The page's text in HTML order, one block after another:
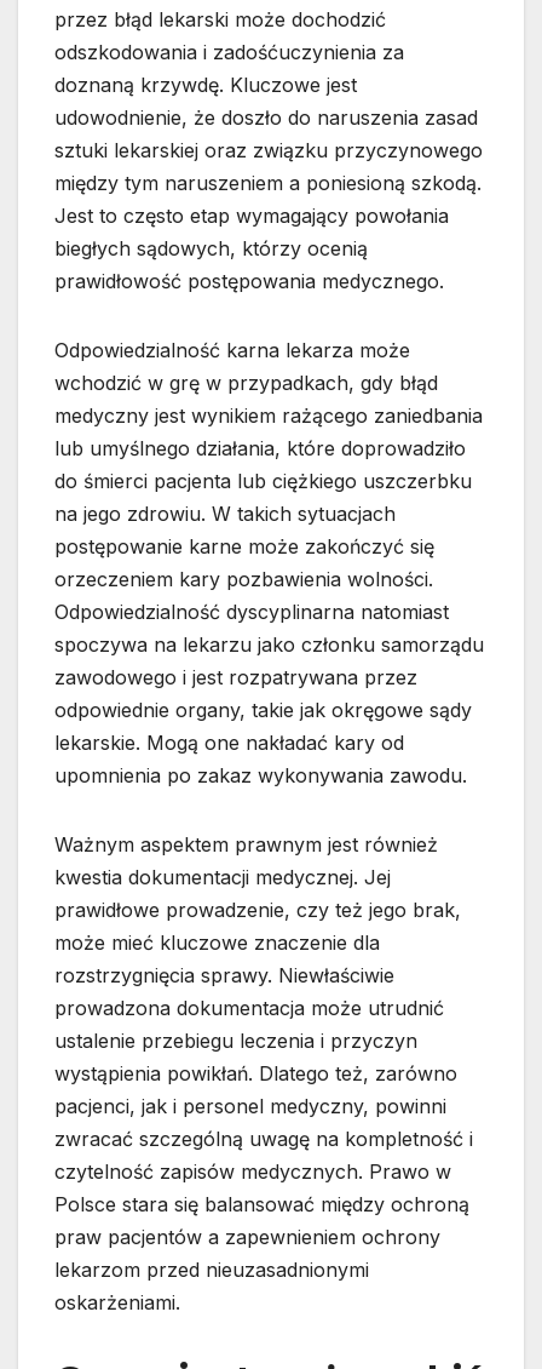
przez błąd lekarski może dochodzić
odszkodowania i zadośćuczynienia za
doznaną krzywdę. Kluczowe jest
udowodnienie, że doszło do naruszenia zasad
sztuki lekarskiej oraz związku przyczynowego
między tym naruszeniem a poniesioną szkodą.
Jest to często etap wymagający powołania
biegłych sądowych, którzy ocenią
prawidłowość postępowania medycznego.
Odpowiedzialność karna lekarza może
wchodzić w grę w przypadkach, gdy błąd
medyczny jest wynikiem rażącego zaniedbania
lub umyślnego działania, które doprowadziło
do śmierci pacjenta lub ciężkiego uszczerbku
na jego zdrowiu. W takich sytuacjach
postępowanie karne może zakończyć się
orzeczeniem kary pozbawienia wolności.
Odpowiedzialność dyscyplinarna natomiast
spoczywa na lekarzu jako członku samorządu
zawodowego i jest rozpatrywana przez
odpowiednie organy, takie jak okręgowe sądy
lekarskie. Mogą one nakładać kary od
upomnienia po zakaz wykonywania zawodu.
Ważnym aspektem prawnym jest również
kwestia dokumentacji medycznej. Jej
prawidłowe prowadzenie, czy też jego brak,
może mieć kluczowe znaczenie dla
rozstrzygnięcia sprawy. Niewłaściwie
prowadzona dokumentacja może utrudnić
ustalenie przebiegu leczenia i przyczyn
wystąpienia powikłań. Dlatego też, zarówno
pacjenci, jak i personel medyczny, powinni
zwracać szczególną uwagę na kompletność i
czytelność zapisów medycznych. Prawo w
Polsce stara się balansować między ochroną
praw pacjentów a zapewnieniem ochrony
lekarzom przed nieuzasadnionymi
oskarżeniami.